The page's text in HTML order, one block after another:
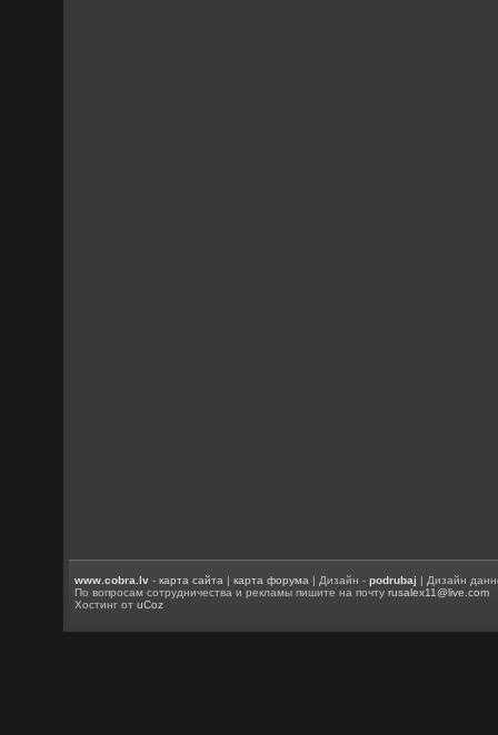
www.cobra.lv -карта сайта |карта форума | Дизайн -podrubaj | Дизайн
По вопросам сотрудничества и рекламы пишите на почтуrusalex11@live.com
Хостинг отuCoz